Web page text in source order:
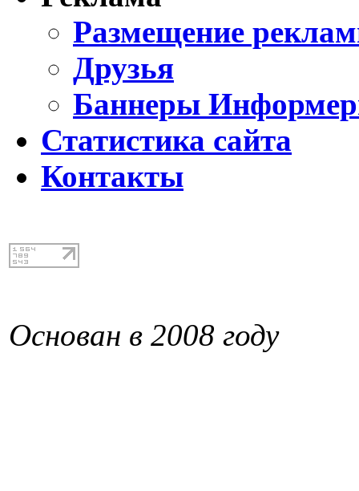
Размещение
Друзья
Баннеры
Статистика сайта
Контакты
Основан в 2008 году